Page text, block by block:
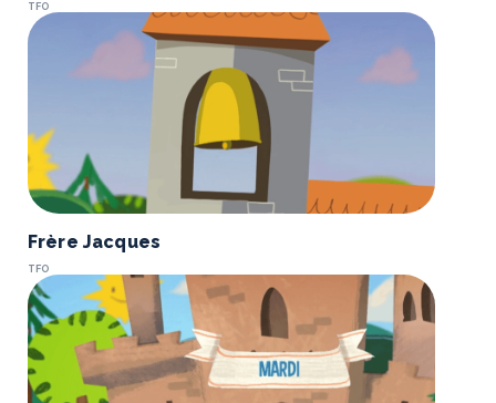
TFO
Frère Jacques
TFO